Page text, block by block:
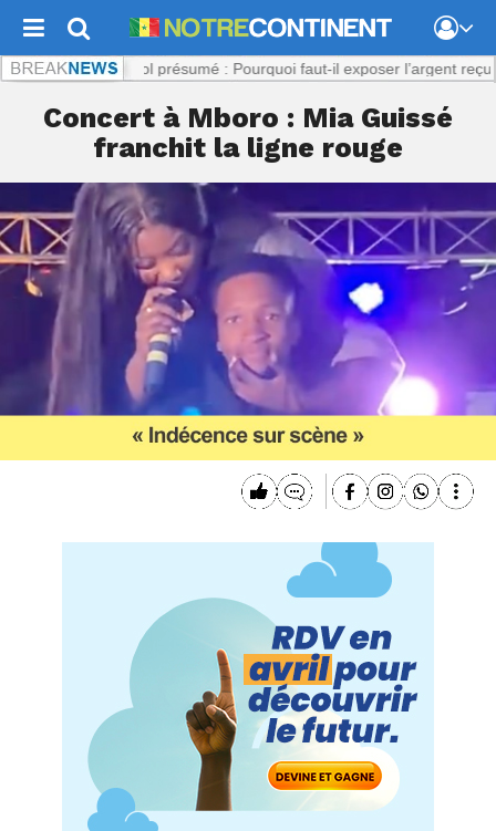
: Viol présumé : Pourquoi faut-il exposer l’argent reçu par la
Concert à Mboro : Mia Guissé
franchit la ligne rouge